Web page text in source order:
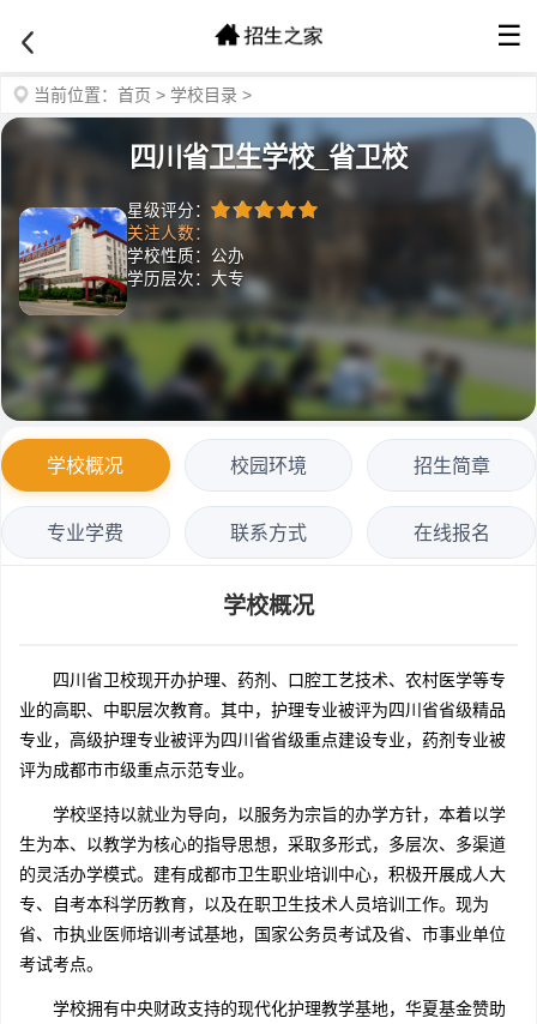
☰
当前位置： 首页 > 学校目录 >
四川省卫生学校_省卫校
星级评分：
关注人数：
学校性质：公办
学历层次：大专
学校概况 校园环境 招生简章
专业学费 联系方式 在线报名
学校概况
四川省卫校现开办护理、药剂、口腔工艺技术、农村医学等专
业的高职、中职层次教育。其中，护理专业被评为四川省省级精品
专业，高级护理专业被评为四川省省级重点建设专业，药剂专业被
评为成都市市级重点示范专业。
学校坚持以就业为导向，以服务为宗旨的办学方针，本着以学
生为本、以教学为核心的指导思想，采取多形式，多层次、多渠道
的灵活办学模式。建有成都市卫生职业培训中心，积极开展成人大
专、自考本科学历教育，以及在职卫生技术人员培训工作。现为
省、市执业医师培训考试基地，国家公务员考试及省、市事业单位
考试考点。
学校拥有中央财政支持的现代化护理教学基地，华夏基金赞助